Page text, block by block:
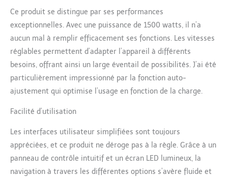
garantie : peinture à
base d'eau et bois de pin
de qualité supérieure.
Sécurité maximale pour
votre bébé et votre
enfant en tous points de
vue. Testé et certifié aux
normes de l'UE. Avec
petit trou d'escalade
pour votre enfant - Très
pratique dès qu'il peut
ramper et marcher.
Ce produit se distingue par ses performances
exceptionnelles. Avec une puissance de 1500 watts, il n’a
aucun mal à remplir efficacement ses fonctions. Les vitesses
réglables permettent d’adapter l’appareil à différents
besoins, offrant ainsi un large éventail de possibilités. J’ai été
particulièrement impressionné par la fonction auto-
ajustement qui optimise l’usage en fonction de la charge.
Facilité d’utilisation
Les interfaces utilisateur simplifiées sont toujours
appréciées, et ce produit ne déroge pas à la règle. Grâce à un
panneau de contrôle intuitif et un écran LED lumineux, la
navigation à travers les différentes options s’avère fluide et